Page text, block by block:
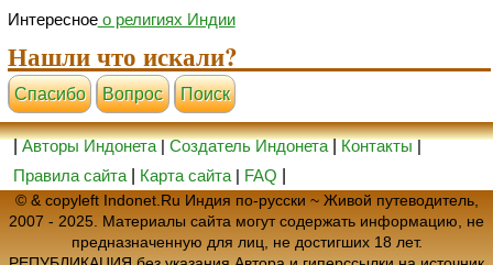
Интересноео религиях Индии
Нашли что искали?
Cпасибо Вопрос Поиск
|Авторы Индонета|Создатель Индонета|Контакты|
Правила сайта
Карта сайта | FAQ
© & copyleft Indonet.Ru Индия по-русски ~ Живой путеводитель,
2007 - 2025. Материалы сайта могут содержать информацию, не
предназначенную для лиц, не достигших 18 лет.